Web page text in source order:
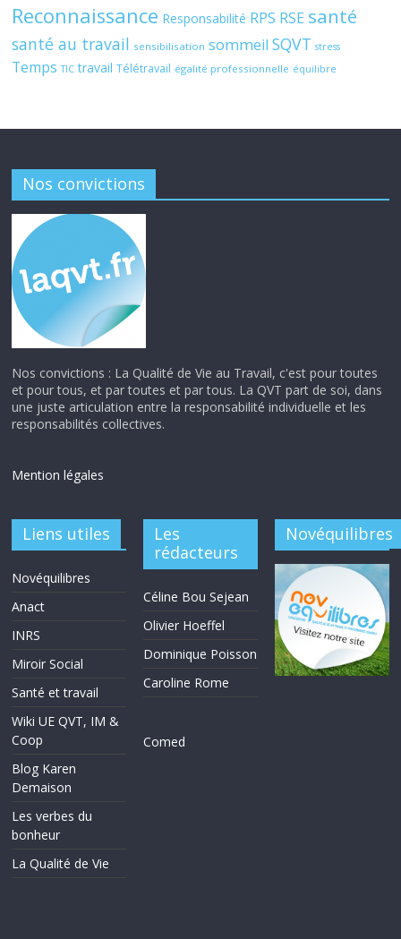
Reconnaissance Responsabilité RPS RSE santé
santé au travail sensibilisation sommeil SQVT stress
Temps TIC travail Télétravail égalité professionnelle équilibre
Nos convictions
Nos convictions : La Qualité de Vie au Travail, c'est pour toutes
et pour tous, et par toutes et par tous. La QVT part de soi, dans
une juste articulation entre la responsabilité individuelle et les
responsabilités collectives.
Mention légales
Liens utiles
Novéquilibres
Anact
INRS
Miroir Social
Santé et travail
Wiki UE QVT, IM &
Coop
Blog Karen
Demaison
Les verbes du
bonheur
La Qualité de Vie
Les
rédacteurs
Céline Bou Sejean
Olivier Hoeffel
Dominique Poisson
Caroline Rome
Comed
Novéquilibres